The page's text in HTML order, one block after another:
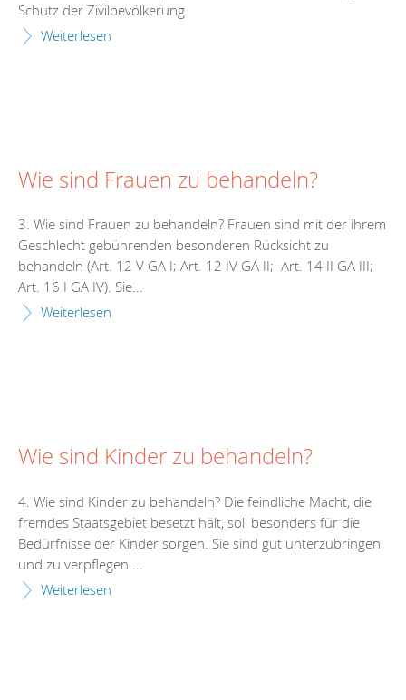
Schutz der Zivilbevölkerung
Weiterlesen
Wie sind Frauen zu behandeln?
3. Wie sind Frauen zu behandeln? Frauen sind mit der ihrem
Geschlecht gebührenden besonderen Rücksicht zu
behandeln (Art. 12 V GA I; Art. 12 IV GA II; Art. 14 II GA III;
Art. 16 I GA IV). Sie...
Weiterlesen
Wie sind Kinder zu behandeln?
4. Wie sind Kinder zu behandeln? Die feindliche Macht, die
fremdes Staatsgebiet besetzt hält, soll besonders für die
Bedürfnisse der Kinder sorgen. Sie sind gut unterzubringen
und zu verpflegen....
Weiterlesen